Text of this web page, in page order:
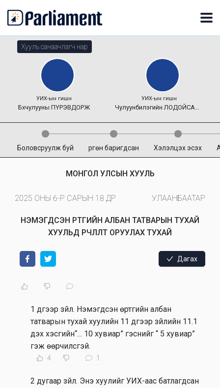
Хууль санаачлагч нар
УИХ-ын гишүүн
Бөхчулууны ПҮРЭВДОРЖ
УИХ-ын гишүүн
Чулуунбилэгийн ЛОДОЙСАМБУУ
Боловсруулж буй Өргөн баригдсан Хэлэлцэх эсэх
МОНГОЛ УЛСЫН ХУУЛЬ
2025 ОНЫ 6-Р САРЫН 18 ӨДӨР УЛААНБААТАР
НЭМЭГДСЭН ӨРТГИЙН АЛБАН ТАТВАРЫН ТУХАЙ
ХУУЛЬД ӨӨРЧЛӨЛТ ОРУУЛАХ ТУХАЙ
Дагах
1 дүгээр зүйл. Нэмэгдсэн өртгийн албан
татварын тухай хуулийн 11 дүгээр зүйлийн 11.1
дэх хэсгийн“… 10 хувиар” гэснийг “ 5 хувиар”
гэж өөрчилсүгэй.
4 1
2 дугаар зүйл. Энэ хуулийг УИХ-аас батлагдсан